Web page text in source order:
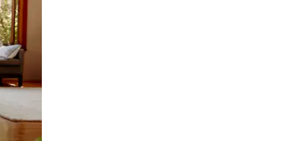
y deslizando la pantalla.